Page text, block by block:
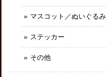
マスコット／ぬいぐる
ステッカー
その他